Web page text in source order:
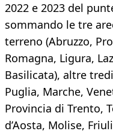
2022 e 2023 del
sommando le tre
terreno (Abruzzo,
Romagna, Ligura,
Basilicata), altre
Puglia, Marche,
Provincia di Trento,
d’Aosta, Molise,